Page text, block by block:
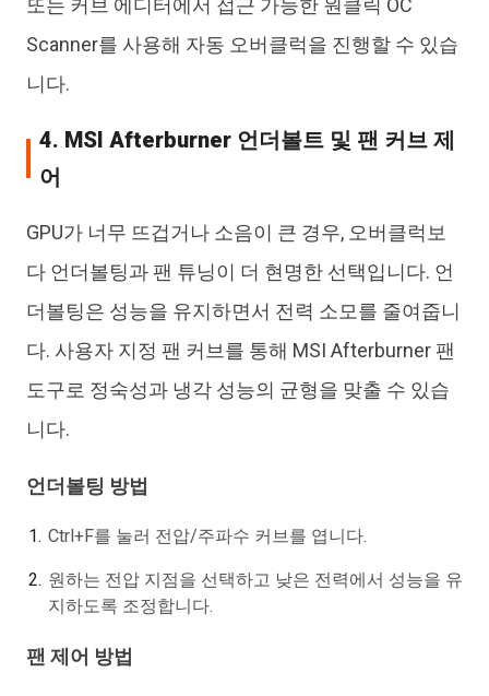
또는 커브 에디터에서 접근 가능한 원클릭 OC
Scanner를 사용해 자동 오버클럭을 진행할 수 있습
니다.
4. MSI Afterburner 언더볼트 및 팬 커브 제
어
GPU가 너무 뜨겁거나 소음이 큰 경우, 오버클럭보
다 언더볼팅과 팬 튜닝이 더 현명한 선택입니다. 언
더볼팅은 성능을 유지하면서 전력 소모를 줄여줍니
다. 사용자 지정 팬 커브를 통해 MSI Afterburner 팬
도구로 정숙성과 냉각 성능의 균형을 맞출 수 있습
니다.
언더볼팅 방법
Ctrl+F를 눌러 전압/주파수 커브를 엽니다.
원하는 전압 지점을 선택하고 낮은 전력에서 성능을 유
지하도록 조정합니다.
팬 제어 방법